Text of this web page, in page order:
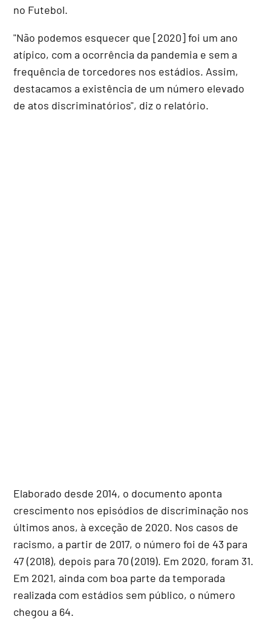
no Futebol.
"Não podemos esquecer que [2020] foi um ano
atípico, com a ocorrência da pandemia e sem a
frequência de torcedores nos estádios. Assim,
destacamos a existência de um número elevado
de atos discriminatórios", diz o relatório.
Elaborado desde 2014, o documento aponta
crescimento nos episódios de discriminação nos
últimos anos, à exceção de 2020. Nos casos de
racismo, a partir de 2017, o número foi de 43 para
47 (2018), depois para 70 (2019). Em 2020, foram 31.
Em 2021, ainda com boa parte da temporada
realizada com estádios sem público, o número
chegou a 64.